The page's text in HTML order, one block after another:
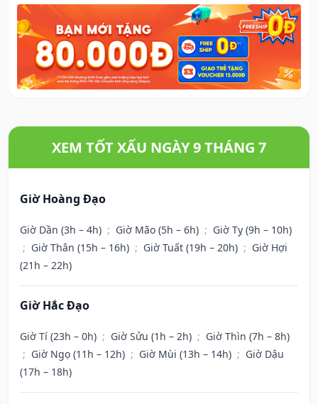
XEM TỐT XẤU NGÀY 9 THÁNG 7
Giờ Hoàng Đạo
Giờ Dần (3h – 4h) ; Giờ Mão (5h – 6h) ; Giờ Tỵ (9h – 10h)
; Giờ Thân (15h – 16h) ; Giờ Tuất (19h – 20h) ; Giờ Hợi
(21h – 22h)
Giờ Hắc Đạo
Giờ Tí (23h – 0h) ; Giờ Sửu (1h – 2h) ; Giờ Thìn (7h – 8h)
; Giờ Ngọ (11h – 12h) ; Giờ Mùi (13h – 14h) ; Giờ Dậu
(17h – 18h)